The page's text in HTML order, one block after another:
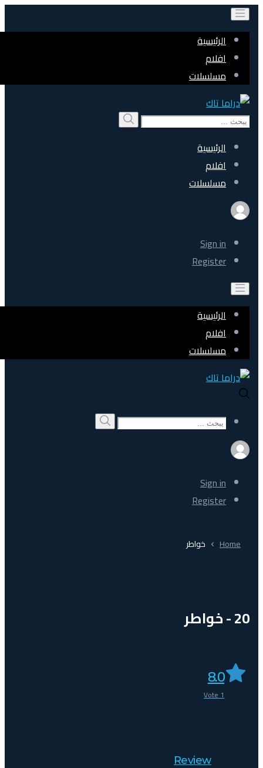
الرئيسية
افلام
مسلسلات
Search
بحث
الرئيسية
افلام
مسلسلات
Sign in
Register
الرئيسية
افلام
مسلسلات
Search
بحث
Sign in
Register
Home خواطر
20 - خواطر
8.0
1
Vote
Review